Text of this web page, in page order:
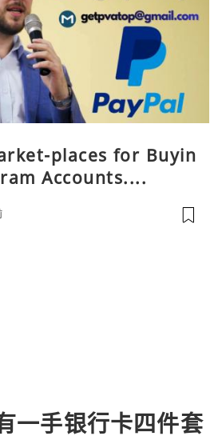
places for Buyin
Accounts....
一手银行卡四件套